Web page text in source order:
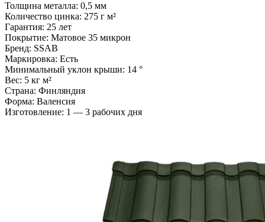
Толщина металла: 0,5 мм
Количество цинка: 275 г м²
Гарантия: 25 лет
Покрытие: Матовое 35 микрон
Бренд: SSAB
Маркировка: Есть
Минимальный уклон крыши: 14 °
Вес: 5 кг м²
Страна: Финляндия
Форма: Валенсия
Изготовление: 1 — 3 рабочих дня